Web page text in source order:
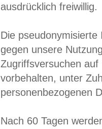
ausdrücklich freiwillig.
Die
gegen unsere
Zugriffsversuchen
vorbehalten, unter
personenbezogenen
Nach 60 Tagen